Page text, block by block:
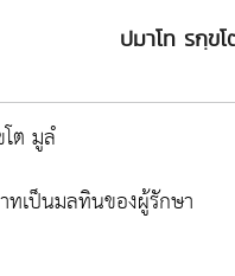
ปมาโท รกฺข
ต มูลํ
ทเป็นมลทินของผู้รักษา